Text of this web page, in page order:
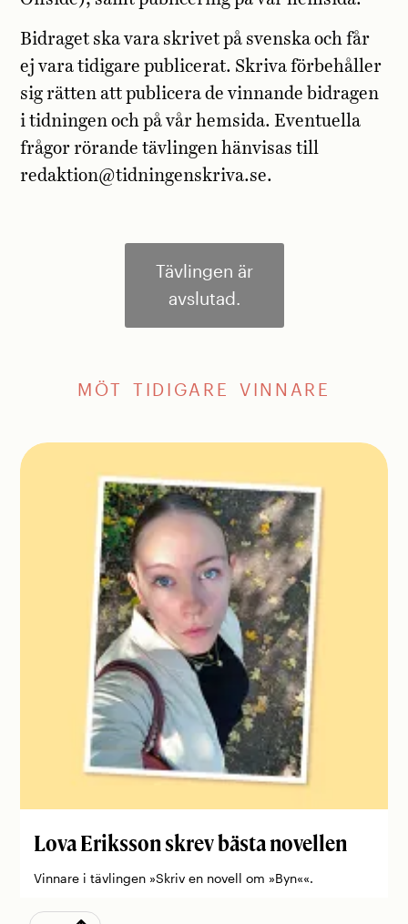
Bidraget ska vara skrivet på svenska och får
ej vara tidigare publicerat. Skriva förbehåller
sig rätten att publicera de vinnande bidragen
i tidningen och på vår hemsida. Eventuella
frågor rörande tävlingen hänvisas till
redaktion@tidningenskriva.se.
Tävlingen är
avslutad.
MÖT TIDIGARE VINNARE
Lova Eriksson skrev bästa novellen
Vinnare i tävlingen »Skriv en novell om »Byn««.